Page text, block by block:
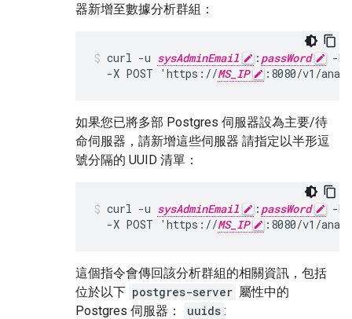
器新增至數據分析群組：
curl -u sysAdminEmail : passWord
-H
  -X POST 'https://
MS_IP :8080/v1/
如果您已將多部 Postgres 伺服器設為主要/待
命伺服器，請新增這些伺服器 請指定以半形逗
號分隔的 UUID 清單：
curl -u sysAdminEmail : passWord
-H
  -X POST 'https://
MS_IP :8080/v1/
這個指令會傳回該分析群組的相關資訊，包括
位於以下 postgres-server 屬性中的
Postgres 伺服器：
uuids :